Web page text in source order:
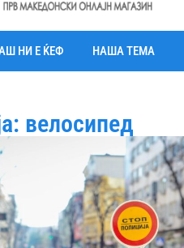
НИ Е ЌЕФ НАША ТЕМА
велосипед